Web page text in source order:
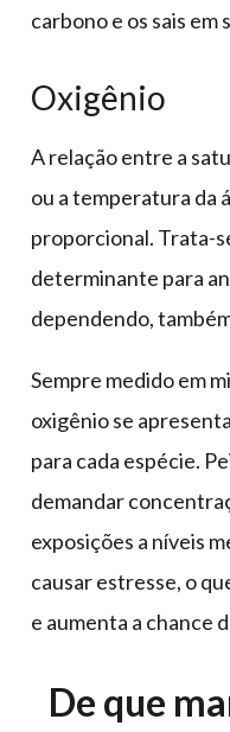
carbono e os sais em
Oxigênio
A relação entre a
ou a temperatura da
proporcional. Trata-
determinante para
dependendo,
Sempre medido em
oxigênio se
para cada espécie.
demandar
exposições a níveis
causar estresse, o
e aumenta a chance
De que